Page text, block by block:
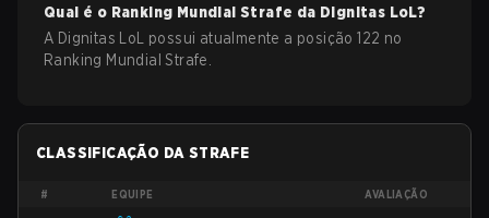
Qual é o Ranking Mundial Strafe da Dignitas LoL?
A Dignitas LoL possui atualmente a posição 122 no
Ranking Mundial Strafe.
CLASSIFICAÇÃO DA STRAFE
# EQUIPE AVALIAÇÃO